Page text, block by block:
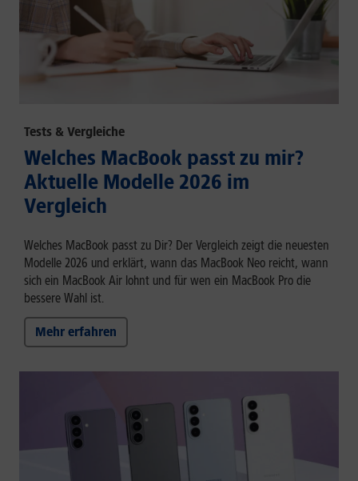
Tests & Vergleiche
Welches MacBook passt zu mir?
Aktuelle Modelle 2026 im
Vergleich
Welches MacBook passt zu Dir? Der Vergleich zeigt die neuesten
Modelle 2026 und erklärt, wann das MacBook Neo reicht, wann
sich ein MacBook Air lohnt und für wen ein MacBook Pro die
bessere Wahl ist.
Mehr erfahren